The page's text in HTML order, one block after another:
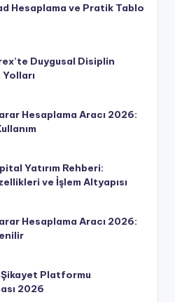
Hesaplama ve Pratik Tablo
Duygusal Disiplin
Hesaplama Aracı 2026:
Yatırım Rehberi:
ve İşlem Altyapısı
Hesaplama Aracı 2026:
Şikayet Platformu
2026